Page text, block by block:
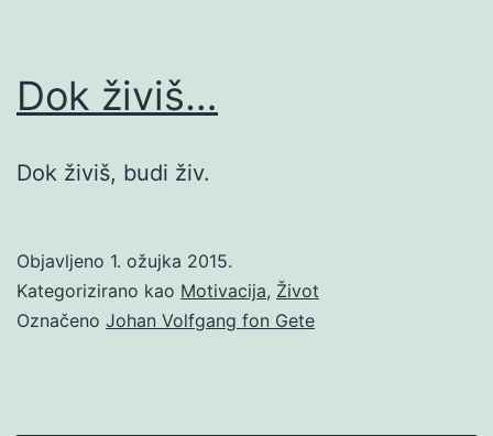
Dok živiš…
Dok živiš, budi živ.
Objavljeno 1. ožujka 2015.
Kategorizirano kao Motivacija, Život
Označeno Johan Volfgang fon Gete